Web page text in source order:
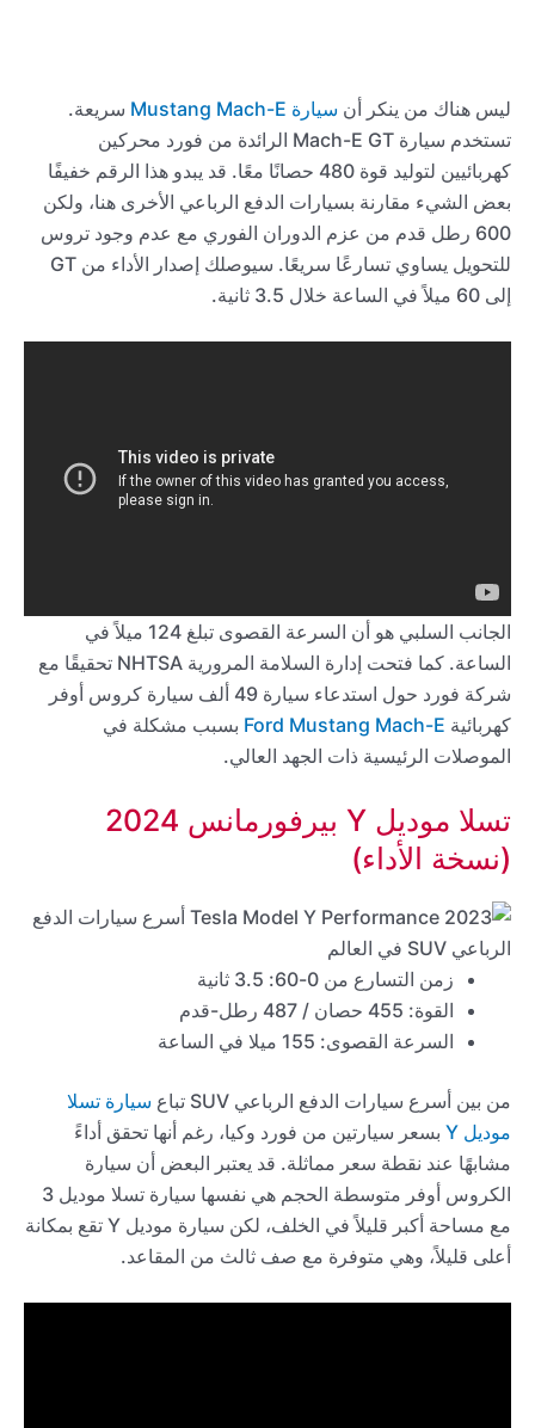
ليس هناك من ينكر أن سيارة Mustang Mach-E
سريعة.
تستخدم سيارة Mach-E GT الرائدة من فورد محركين
كهربائيين لتوليد قوة 480 حصانًا معًا. قد يبدو هذا الرقم خفيفًا
بعض الشيء مقارنة بسيارات الدفع الرباعي الأخرى هنا، ولكن
600 رطل قدم من عزم الدوران الفوري مع عدم وجود تروس
للتحويل يساوي تسارعًا سريعًا. سيوصلك إصدار الأداء من GT
إلى 60 ميلاً في الساعة خلال 3.5 ثانية.
الجانب السلبي هو أن السرعة القصوى تبلغ 124 ميلاً في
الساعة. كما فتحت إدارة السلامة المرورية NHTSA تحقيقًا مع
شركة فورد حول استدعاء سيارة 49 ألف سيارة كروس أوفر
كهربائية
بسبب مشكلة في
الموصلات الرئيسية ذات الجهد العالي.
تسلا موديل Y بيرفورمانس 2024
(نسخة الأداء)
زمن التسارع من 0-60: 3.5 ثانية
القوة: 455 حصان / 487 رطل-قدم
السرعة القصوى: 155 ميلا في الساعة
من بين أسرع سيارات الدفع الرباعي SUV تباع
سيارة تسلا
موديل Y
بسعر سيارتين من فورد وكيا، رغم أنها تحقق أداءً
مشابهًا عند نقطة سعر مماثلة. قد يعتبر البعض أن سيارة
الكروس أوفر متوسطة الحجم هي نفسها سيارة تسلا موديل 3
مع مساحة أكبر قليلاً في الخلف، لكن سيارة موديل Y تقع بمكانة
أعلى قليلاً، وهي متوفرة مع صف ثالث من المقاعد.